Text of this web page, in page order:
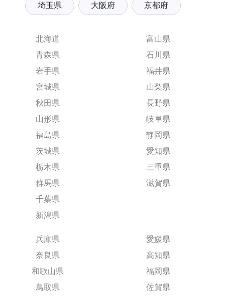
埼玉県 大阪府 京都府
北海道
青森県
岩手県
宮城県
秋田県
山形県
福島県
茨城県
栃木県
群馬県
千葉県
新潟県
富山県
石川県
福井県
山梨県
長野県
岐阜県
静岡県
愛知県
三重県
滋賀県
兵庫県
奈良県
和歌山県
鳥取県
愛媛県
高知県
福岡県
佐賀県